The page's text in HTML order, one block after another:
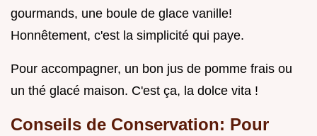
gourmands, une boule de glace vanille!
Honnêtement, c'est la simplicité qui paye.
Pour accompagner, un bon jus de pomme frais ou
un thé glacé maison. C'est ça, la dolce vita !
Conseils de Conservation: Pour